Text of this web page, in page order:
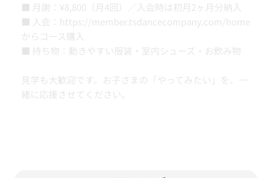
■ 月謝：¥8,800（月4回）／入会時は初月2ヶ月分納入
■ 入会： https://member.tsdancecompany.com/home
からコース購入
■ 持ち物：動きやすい服装・室内シューズ・お飲み物
見学も大歓迎です。お子さまの「やってみたい」を、一
緒に応援させてください。